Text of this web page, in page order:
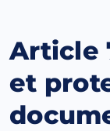
Article
et